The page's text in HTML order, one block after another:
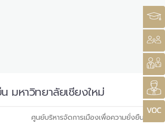
มหาวิทยาลัยเชียงใหม่
ศูนย์บริหารจัดการเมืองเพื่อความยั่งยืน